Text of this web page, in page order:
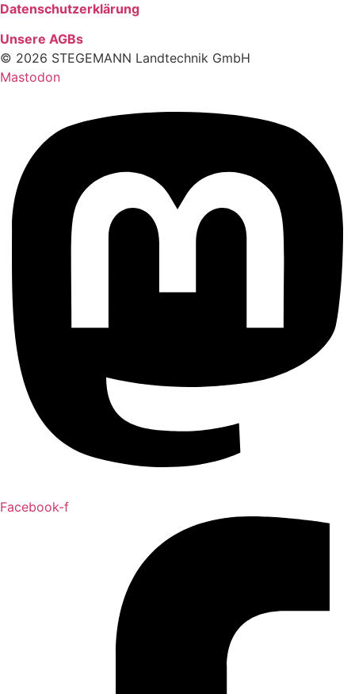
Datenschutzerklärung
Unsere AGBs
© 2026 STEGEMANN Landtechnik GmbH
Mastodon
Facebook-f